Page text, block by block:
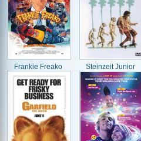
Frankie Freako Steinzeit Junior